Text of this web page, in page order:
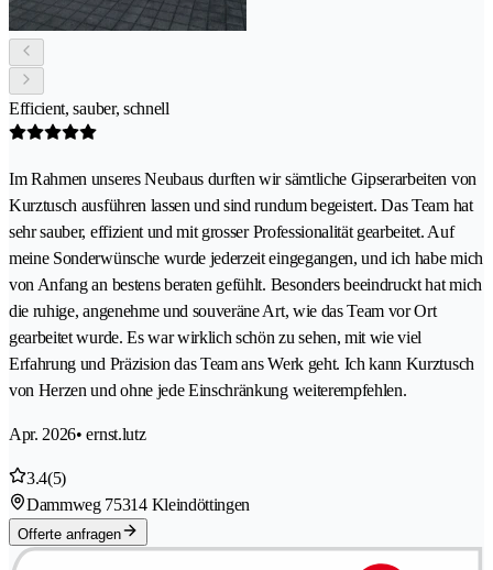
Efficient, sauber, schnell
Im Rahmen unseres Neubaus durften wir sämtliche Gipserarbeiten von
Kurztusch ausführen lassen und sind rundum begeistert. Das Team hat
sehr sauber, effizient und mit grosser Professionalität gearbeitet. Auf
meine Sonderwünsche wurde jederzeit eingegangen, und ich habe mich
von Anfang an bestens beraten gefühlt. Besonders beeindruckt hat mich
die ruhige, angenehme und souveräne Art, wie das Team vor Ort
gearbeitet wurde. Es war wirklich schön zu sehen, mit wie viel
Erfahrung und Präzision das Team ans Werk geht. Ich kann Kurztusch
von Herzen und ohne jede Einschränkung weiterempfehlen.
Apr. 2026• ernst.lutz
3.4(5)
Dammweg 75314 Kleindöttingen
Offerte anfragen